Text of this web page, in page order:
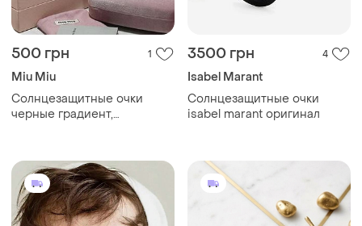
500 грн 1
Miu Miu
Солнцезащитные очки
черные градиент,
3500 грн 4
Isabel Marant
Солнцезащитные очки
isabel marant оригинал